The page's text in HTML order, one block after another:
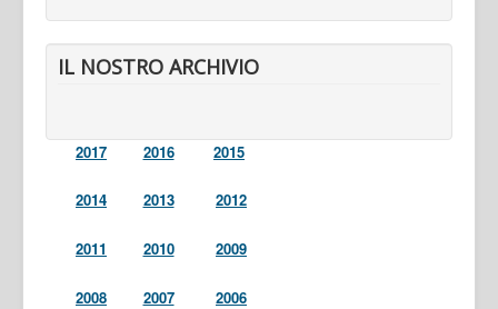
IL NOSTRO ARCHIVIO
2017 2016 2015
2014 2013 2012
2011 2010 2009
2008 2007 2006